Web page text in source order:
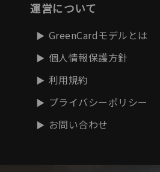
運営について
GreenCardモデルとは
個人情報保護方針
利用規約
プライバシーポリシー
お問い合わせ